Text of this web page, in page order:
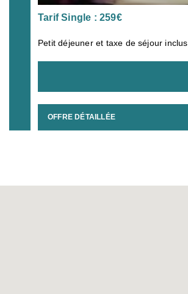
Tarif Single : 259€
Petit déjeuner et taxe de séjour inclus
OFFRE DÉTAILLÉE